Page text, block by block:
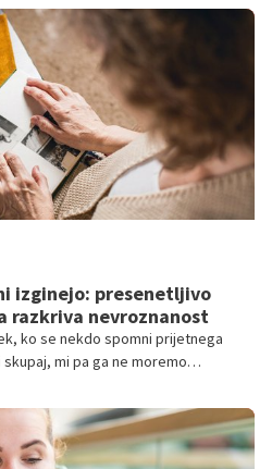
izginejo: presenetljivo
razkriva nevroznanost
ko se nekdo spomni prijetnega
mi pa ga ne moremo